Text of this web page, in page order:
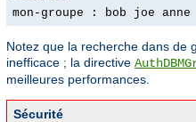
mon-groupe : bob joe anne
Notez que la recherche dans de
inefficace ; la directive
meilleures performances.
Sécurité